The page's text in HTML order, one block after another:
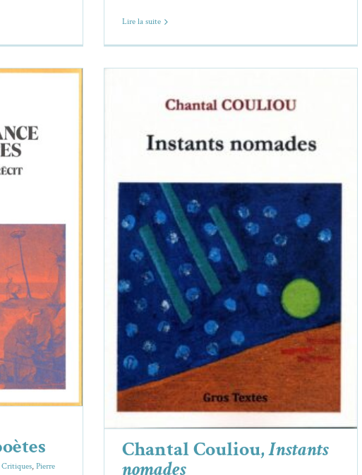
Lire la suite
et ses
Critiques, Pierre
Chantal Couliou,Instants nomades
Chantal Couliou Critiques
Chantal Couliou,Instants
nomades